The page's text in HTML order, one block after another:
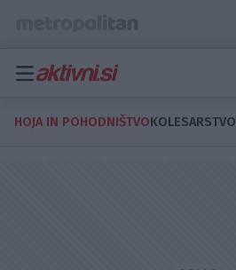
HOJA IN POHODNIŠTVOKOLESARSTVO